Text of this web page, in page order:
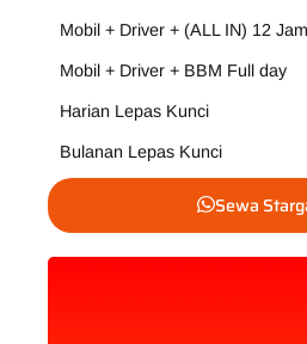
Mobil + Driver + (ALL IN) 12 Jam
Mobil + Driver + BBM Full day
Harian Lepas Kunci
Bulanan Lepas Kunci
Sewa